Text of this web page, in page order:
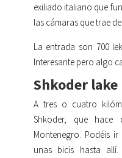
exiliado italiano que
las cámaras que trae
La entrada son 700
Interesante pero algo
Shkoder lake
A tres o cuatro
Shkoder, que hace
Montenegro. Podéis
unas bicis hasta